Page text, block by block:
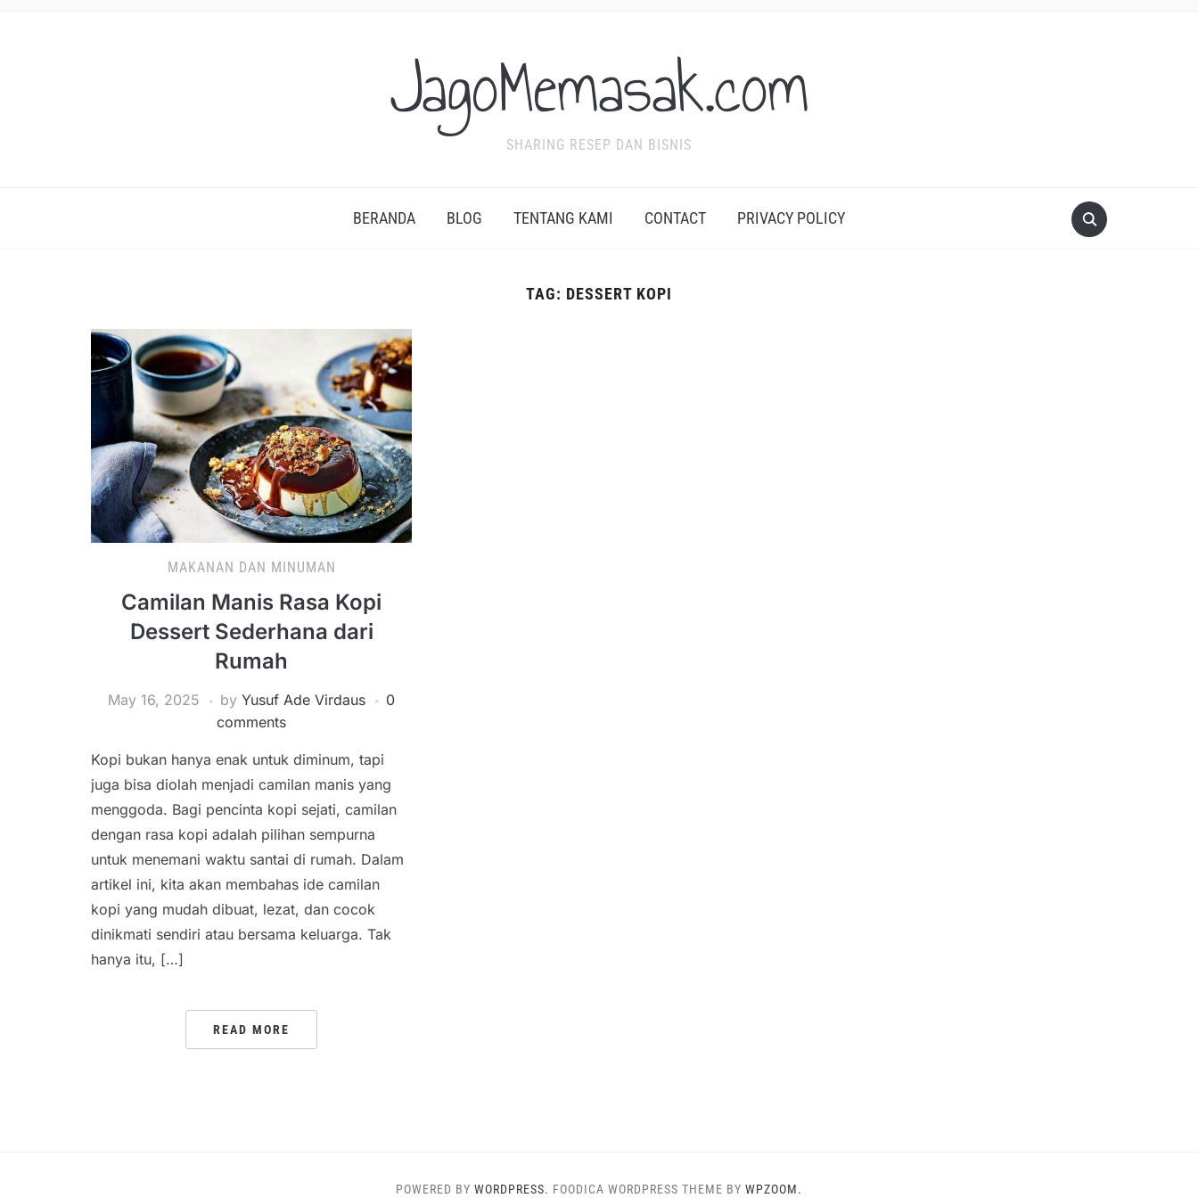
JagoMemasak.com
SHARING RESEP DAN BISNIS
BERANDA BLOG TENTANG KAMI CONTACT PRIVACY POLICY
TAG: DESSERT KOPI
MAKANAN DAN MINUMAN
Camilan Manis Rasa Kopi
Dessert Sederhana dari
Rumah
May 16, 2025 by Yusuf Ade Virdaus
0
comments
Kopi bukan hanya enak untuk diminum, tapi
juga bisa diolah menjadi camilan manis yang
menggoda. Bagi pencinta kopi sejati, camilan
dengan rasa kopi adalah pilihan sempurna
untuk menemani waktu santai di rumah. Dalam
artikel ini, kita akan membahas ide camilan
kopi yang mudah dibuat, lezat, dan cocok
dinikmati sendiri atau bersama keluarga. Tak
hanya itu, […]
READ MORE
POWERED BY WORDPRESS. FOODICA WORDPRESS THEME BY WPZOOM.